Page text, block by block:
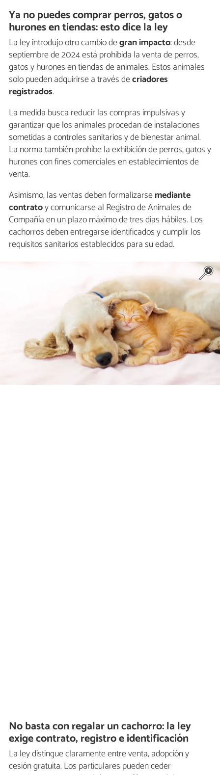
Ya no puedes comprar perros, gatos o
hurones en tiendas: esto dice la ley
La ley introdujo otro cambio degran impacto: desde
septiembre de 2024 está prohibida la venta de perros,
gatos y hurones en tiendas de animales. Estos animales
solo pueden adquirirse a través decriadores
registrados.
La medida busca reducir las compras impulsivas y
garantizar que los animales procedan de instalaciones
sometidas a controles sanitarios y de bienestar animal.
La norma también prohíbe la exhibición de perros, gatos y
hurones con fines comerciales en establecimientos de
venta.
Asimismo, las ventas deben formalizarsemediante
contratoy comunicarse al Registro de Animales de
Compañía en un plazo máximo de tres días hábiles. Los
cachorros deben entregarse identificados y cumplir los
requisitos sanitarios establecidos para su edad.
No basta con regalar un cachorro: la ley
exige contrato, registro e identificación
La ley distingue claramente entre venta, adopción y
cesión gratuita. Los particulares pueden ceder